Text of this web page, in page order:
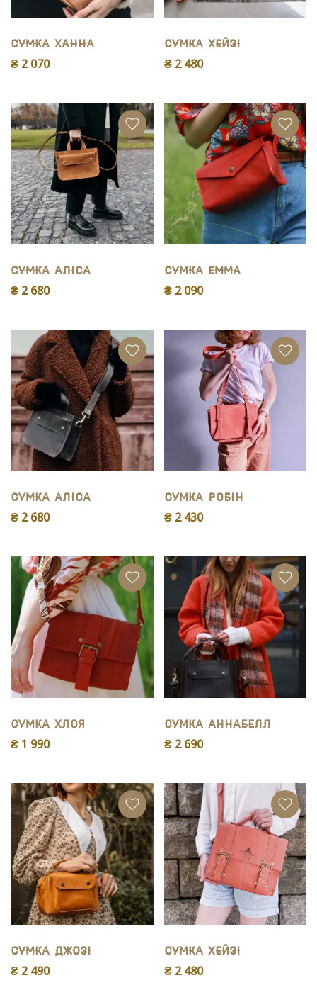
Сумка Ханна
₴ 2 070
Сумка Хейзі
₴ 2 480
Сумка Аліса
₴ 2 680
Сумка Емма
₴ 2 090
Сумка Аліса
₴ 2 680
Сумка Робiн
₴ 2 430
Сумка Хлоя
₴ 1 990
Сумка Аннабелл
₴ 2 690
Сумка Джозі
₴ 2 490
Сумка Хейзі
₴ 2 480